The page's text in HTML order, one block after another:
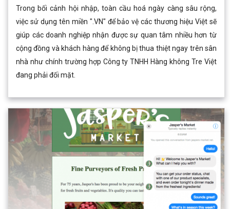
Trong bối cảnh hội nhập, toàn cầu hoá ngày càng sâu rộng,
việc sử dụng tên miền ".VN" để bảo vệ các thương hiệu Việt sẽ
giúp các doanh nghiệp nhận được sự quan tâm nhiều hơn từ
cộng đồng và khách hàng để không bị thua thiệt ngay trên sân
nhà như chính trường hợp Công ty TNHH Hàng không Tre Việt
đang phải đối mặt.